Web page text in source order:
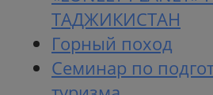
ТАДЖИКИСТАН
Горный поход
Семинар по